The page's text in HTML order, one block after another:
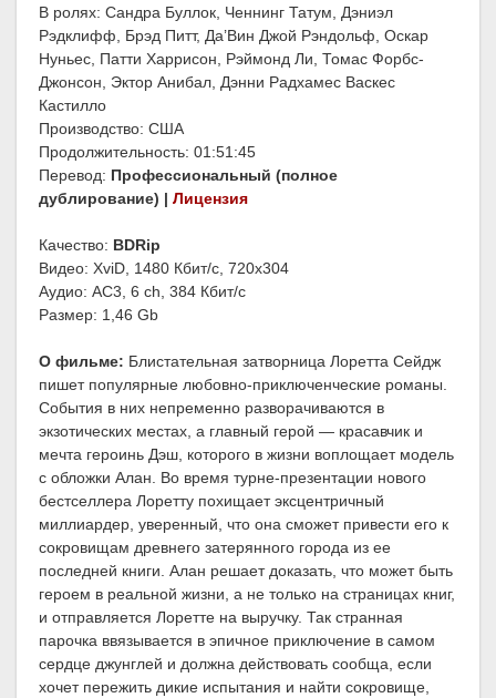
В ролях: Сандра Буллок, Ченнинг Татум, Дэниэл
Рэдклифф, Брэд Питт, Да’Вин Джой Рэндольф, Оскар
Нуньес, Патти Харрисон, Рэймонд Ли, Томас Форбс-
Джонсон, Эктор Анибал, Дэнни Радхамес Васкес
Кастилло
Производство: США
Продолжительность: 01:51:45
Перевод: Профессиональный (полное
дублирование) | Лицензия
Качество: BDRip
Видео: XviD, 1480 Кбит/с, 720x304
Аудио: AC3, 6 ch, 384 Кбит/с
Размер: 1,46 Gb
О фильме: Блистательная затворница Лоретта Сейдж
пишет популярные любовно-приключенческие романы.
События в них непременно разворачиваются в
экзотических местах, а главный герой — красавчик и
мечта героинь Дэш, которого в жизни воплощает модель
с обложки Алан. Во время турне-презентации нового
бестселлера Лоретту похищает эксцентричный
миллиардер, уверенный, что она сможет привести его к
сокровищам древнего затерянного города из ее
последней книги. Алан решает доказать, что может быть
героем в реальной жизни, а не только на страницах книг,
и отправляется Лоретте на выручку. Так странная
парочка ввязывается в эпичное приключение в самом
сердце джунглей и должна действовать сообща, если
хочет пережить дикие испытания и найти сокровище,